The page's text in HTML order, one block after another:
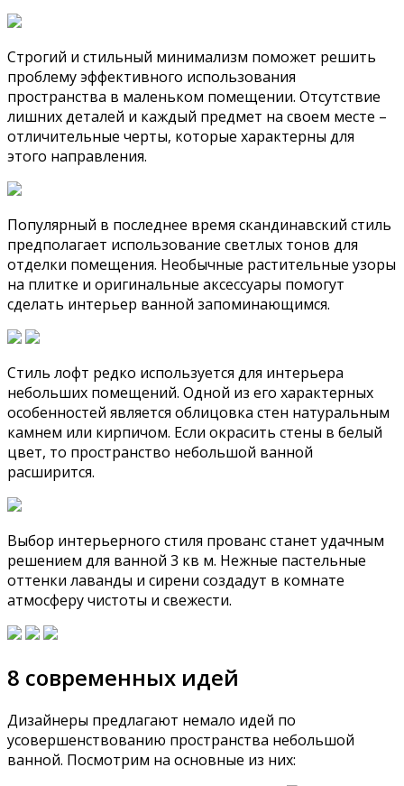
Строгий и стильный минимализм поможет решить
проблему эффективного использования
пространства в маленьком помещении. Отсутствие
лишних деталей и каждый предмет на своем месте –
отличительные черты, которые характерны для
этого направления.
Популярный в последнее время скандинавский стиль
предполагает использование светлых тонов для
отделки помещения. Необычные растительные узоры
на плитке и оригинальные аксессуары помогут
сделать интерьер ванной запоминающимся.
Стиль лофт редко используется для интерьера
небольших помещений. Одной из его характерных
особенностей является облицовка стен натуральным
камнем или кирпичом. Если окрасить стены в белый
цвет, то пространство небольшой ванной
расширится.
Выбор интерьерного стиля прованс станет удачным
решением для ванной 3 кв м. Нежные пастельные
оттенки лаванды и сирени создадут в комнате
атмосферу чистоты и свежести.
8 современных идей
Дизайнеры предлагают немало идей по
усовершенствованию пространства небольшой
ванной. Посмотрим на основные из них: